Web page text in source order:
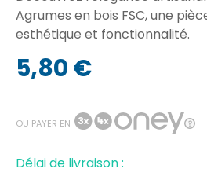
Agrumes en bois FSC, une
esthétique et fonctionnalité.
5,80 €
OU PAYER EN
Délai de livraison :